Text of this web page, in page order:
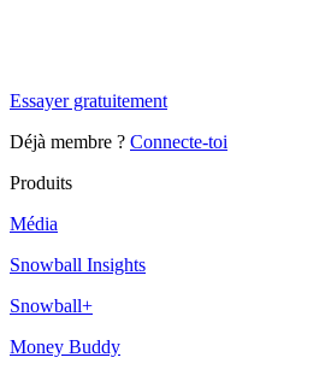
Essayer gratuitement
Déjà membre ? Connecte-toi
Produits
Média
Snowball Insights
Snowball+
Money Buddy